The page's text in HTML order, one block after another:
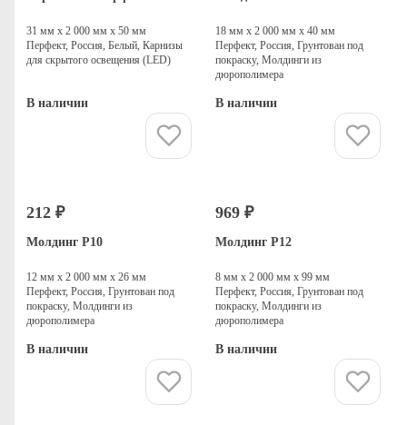
31 мм х 2 000 мм х 50 мм
Перфект, Россия, Белый, Карнизы
для скрытого освещения (LED)
В наличии
18 мм х 2 000 мм х 40 мм
Перфект, Россия, Грунтован под
покраску, Молдинги из
дюрополимера
В наличии
212 ₽
Молдинг P10
12 мм х 2 000 мм х 26 мм
Перфект, Россия, Грунтован под
покраску, Молдинги из
дюрополимера
В наличии
969 ₽
Молдинг P12
8 мм х 2 000 мм х 99 мм
Перфект, Россия, Грунтован под
покраску, Молдинги из
дюрополимера
В наличии